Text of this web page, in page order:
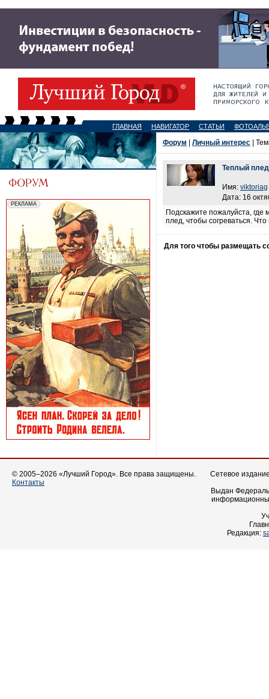
ГЛАВНАЯ НАВИГАТОР СТАТЬИ
Форум Личный интерес |
Теплый плед
Имя: viktoriag
Дата: 16
Подскажите пожалуйста, где
плед, чтобы согреваться.
Для того чтобы размещать
© 2005–2026 «Лучший Город». Все права защищены.
Контакты
Сетевое
Выдан
Редакция: